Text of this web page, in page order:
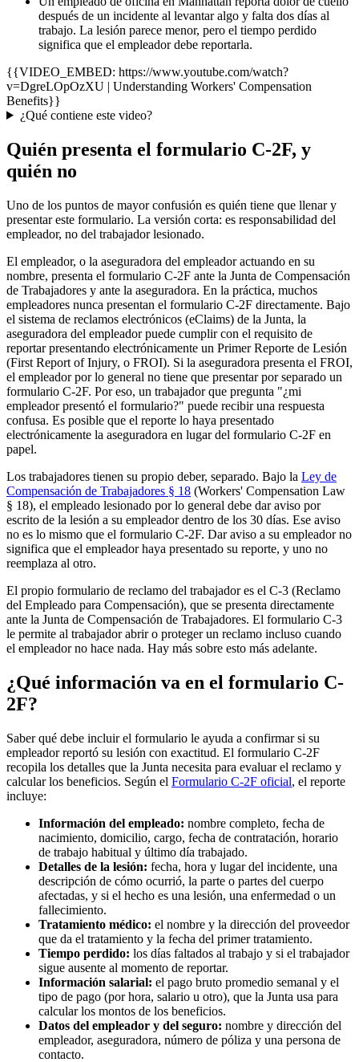
después de un incidente al levantar algo y falta dos días al
trabajo. La lesión parece menor, pero el tiempo perdido
significa que el empleador debe reportarla.
{{VIDEO_EMBED: https://www.youtube.com/watch?
v=DgreLOpOzXU | Understanding Workers' Compensation
Benefits}}
¿Qué contiene este video?
Quién presenta el formulario C-2F, y
quién no
Uno de los puntos de mayor confusión es quién tiene que llenar y
presentar este formulario. La versión corta: es responsabilidad del
empleador, no del trabajador lesionado.
El empleador, o la aseguradora del empleador actuando en su
nombre, presenta el formulario C-2F ante la Junta de Compensación
de Trabajadores y ante la aseguradora. En la práctica, muchos
empleadores nunca presentan el formulario C-2F directamente. Bajo
el sistema de reclamos electrónicos (eClaims) de la Junta, la
aseguradora del empleador puede cumplir con el requisito de
reportar presentando electrónicamente un Primer Reporte de Lesión
(First Report of Injury, o FROI). Si la aseguradora presenta el FROI,
el empleador por lo general no tiene que presentar por separado un
formulario C-2F. Por eso, un trabajador que pregunta "¿mi
empleador presentó el formulario?" puede recibir una respuesta
confusa. Es posible que el reporte lo haya presentado
electrónicamente la aseguradora en lugar del formulario C-2F en
papel.
Los trabajadores tienen su propio deber, separado. Bajo la Ley de
Compensación de Trabajadores § 18 (Workers' Compensation Law
§ 18), el empleado lesionado por lo general debe dar aviso por
escrito de la lesión a su empleador dentro de los 30 días. Ese aviso
no es lo mismo que el formulario C-2F. Dar aviso a su empleador no
significa que el empleador haya presentado su reporte, y uno no
reemplaza al otro.
El propio formulario de reclamo del trabajador es el C-3 (Reclamo
del Empleado para Compensación), que se presenta directamente
ante la Junta de Compensación de Trabajadores. El formulario C-3
le permite al trabajador abrir o proteger un reclamo incluso cuando
el empleador no hace nada. Hay más sobre esto más adelante.
¿Qué información va en el formulario C-
2F?
Saber qué debe incluir el formulario le ayuda a confirmar si su
empleador reportó su lesión con exactitud. El formulario C-2F
recopila los detalles que la Junta necesita para evaluar el reclamo y
calcular los beneficios. Según el Formulario C-2F oficial, el reporte
incluye:
Información del empleado: nombre completo, fecha de
nacimiento, domicilio, cargo, fecha de contratación, horario
de trabajo habitual y último día trabajado.
Detalles de la lesión: fecha, hora y lugar del incidente, una
descripción de cómo ocurrió, la parte o partes del cuerpo
afectadas, y si el hecho es una lesión, una enfermedad o un
fallecimiento.
Tratamiento médico: el nombre y la dirección del proveedor
que da el tratamiento y la fecha del primer tratamiento.
Tiempo perdido: los días faltados al trabajo y si el trabajador
sigue ausente al momento de reportar.
Información salarial: el pago bruto promedio semanal y el
tipo de pago (por hora, salario u otro), que la Junta usa para
calcular los montos de los beneficios.
Datos del empleador y del seguro: nombre y dirección del
empleador, aseguradora, número de póliza y una persona de
contacto.